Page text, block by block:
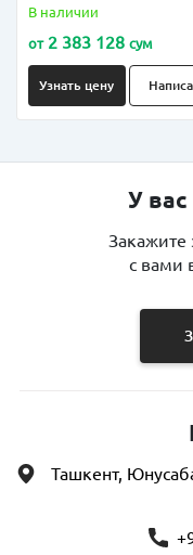
В наличии
от2 383 128 сум
Узнать цену
У вас
Закажите
с вами
Ташкент,